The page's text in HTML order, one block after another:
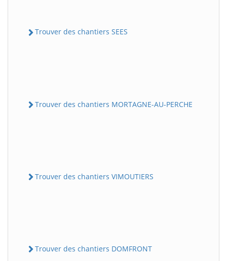
Trouver des chantiers SEES
Trouver des chantiers MORTAGNE-AU-PERCHE
Trouver des chantiers VIMOUTIERS
Trouver des chantiers DOMFRONT